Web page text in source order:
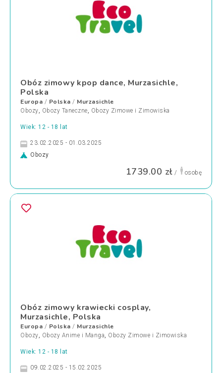
Obóz zimowy kpop dance, Murzasichle,
Polska
Europa / Polska / Murzasichle
Obozy, Obozy Taneczne, Obozy Zimowe i Zimowiska
Wiek: 12 - 18 lat
23.02.2025 - 01.03.2025
Obozy
1739.00 zł / osobę
Obóz zimowy krawiecki cosplay,
Murzasichle, Polska
Europa / Polska / Murzasichle
Obozy, Obozy Anime i Manga, Obozy Zimowe i Zimowiska
Wiek: 12 - 18 lat
09.02.2025 - 15.02.2025